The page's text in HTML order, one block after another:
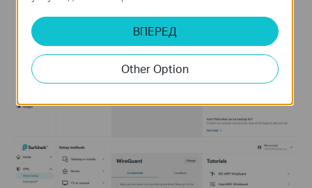
ВПЕРЕД
Other Option